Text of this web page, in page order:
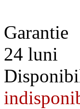
Garantie
24 luni